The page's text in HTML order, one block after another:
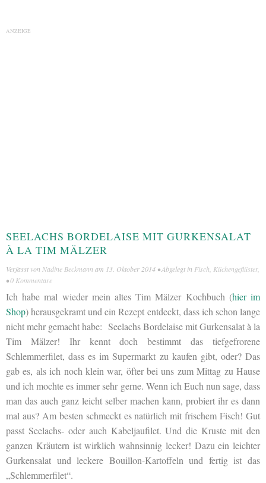
ANZEIGE
SEELACHS BORDELAISE MIT GURKENSALAT
À LA TIM MÄLZER
Verfasst von Nadine Beckmann am 13. Oktober 2014 • Abgelegt in Fisch Küchengeflüster,
•0 Kommentare
Ich habe mal wieder mein altes Tim Mälzer Kochbuch (hier im
Shop) herausgekramt und ein Rezept entdeckt, dass ich schon lange
nicht mehr gemacht habe: Seelachs Bordelaise mit Gurkensalat à la
Tim Mälzer! Ihr kennt doch bestimmt das tiefgefrorene
Schlemmerfilet, dass es im Supermarkt zu kaufen gibt, oder? Das
gab es, als ich noch klein war, öfter bei uns zum Mittag zu Hause
und ich mochte es immer sehr gerne. Wenn ich Euch nun sage, dass
man das auch ganz leicht selber machen kann, probiert ihr es dann
mal aus? Am besten schmeckt es natürlich mit frischem Fisch! Gut
passt Seelachs- oder auch Kabeljaufilet. Und die Kruste mit den
ganzen Kräutern ist wirklich wahnsinnig lecker! Dazu ein leichter
Gurkensalat und leckere Bouillon-Kartoffeln und fertig ist das
„Schlemmerfilet“.